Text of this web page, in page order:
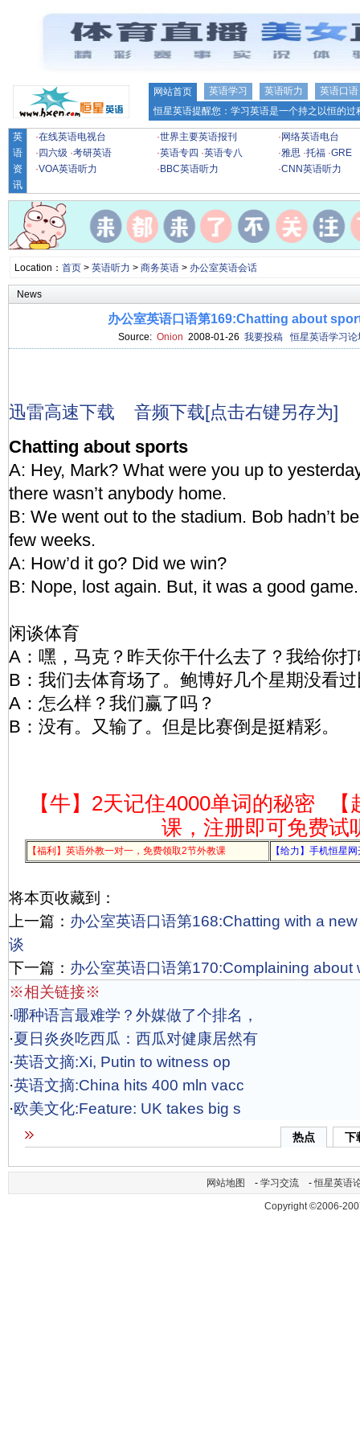
网站首页 英语学习 英语听力
英语口语
恒星英语提醒您：学习英语是一个持之以恒的
英
语
资
讯
·在线英语电视台 ·世界主要英语报刊 · 网络英语电台
· 四六级 ·考研英语 ·英语专四 ·英语专八 ·雅思 ·托福 ·GRE
·VOA英语听力 · BBC英语听力 ·CNN英语听力
Location： 首页> 英语听力 > 商务英语> 办公室英语会话
News
办公室英语口语第169:Chatting about
Source: Onion 2008-01-26 我要投稿 恒星英语学习论
迅雷高速下载
音频下载[点击右键另存为]
Chatting about sports
A: Hey, Mark? What were you up to
there wasn’t anybody home.
B: We went out to the stadium. Bob hadn’t
few weeks.
A: How’d it go? Did we win?
B: Nope, lost again. But, it was a good game.
闲谈体育
A：嘿，马克？昨天你干什么去了？我给你
B：我们去体育场了。鲍博好几个星期没看
A：怎么样？我们赢了吗？
B：没有。又输了。但是比赛倒是挺精彩。
【牛】2天记住4000单词的秘密
课，注册即可免费试
【福利】英语外教一对一，免费领取2节外教课 【给力】手机恒星
将本页收藏到：
上一篇： 办公室英语口语第168:Chatting with a
谈
下一篇： 办公室英语口语第170:Complaining about
※相关链接※
·哪种语言最难学？外媒做了个排名，
·夏日炎炎吃西瓜：西瓜对健康居然有
·英语文摘:Xi, Putin to witness op
·英语文摘:China hits 400 mln vacc
·欧美文化:Feature: UK takes big s
热点 下
网站地图 - 学习交流 -恒星英语
Copyright ©2006-